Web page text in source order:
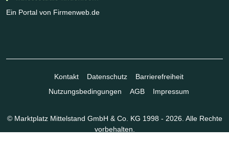
Ein Portal von Firmenweb.de
Kontakt Datenschutz
Barrierefreiheit
Nutzungsbedingungen
AGB Impressum
© Marktplatz Mittelstand GmbH & Co. KG 1998 - 2026. Alle Rechte
vorbehalten.